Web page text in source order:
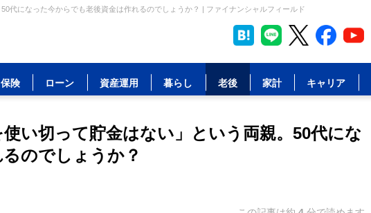
代になった今からでも老後資金は作れるのでしょうか？ | ファイナンシャルフィールド
保険 ローン 資産運用 暮らし 老後 家計 キャリア
い切って貯金はない」という両親。50代にな
のでしょうか？